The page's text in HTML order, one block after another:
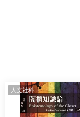
人文社科